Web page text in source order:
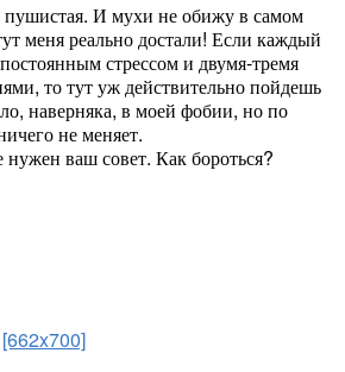
пушистая. И мухи не обижу в самом
меня реально достали! Если каждый
стрессом и двумя-тремя
то тут уж действительно пойдешь
наверняка, в моей фобии, но по
не меняет.
ваш совет. Как бороться?
[662x700]